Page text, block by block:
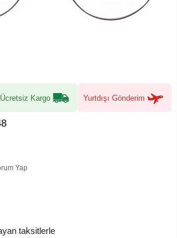
Ücretsiz Kargo Yurtdışı Gönderim
Yap
taksitlerle